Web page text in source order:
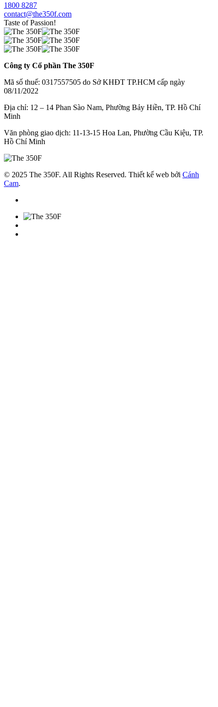
1800 8287
contact@the350f.com
Taste of Passion!
Công ty Cổ phần The 350F
Mã số thuế: 0317557505 do Sở KHĐT TP.HCM cấp ngày
08/11/2022
Địa chỉ: 12 – 14 Phan Sào Nam, Phường Bảy Hiền, TP. Hồ Chí
Minh
Văn phòng giao dịch: 11-13-15 Hoa Lan, Phường Cầu Kiệu, TP.
Hồ Chí Minh
© 2025 The 350F. All Rights Reserved. Thiết kế web bởi Cánh
Cam.